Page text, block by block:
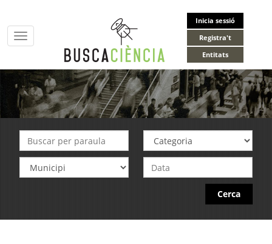
Inicia sessió
Registra't
Entitats
Toggle
navigation
Cerca